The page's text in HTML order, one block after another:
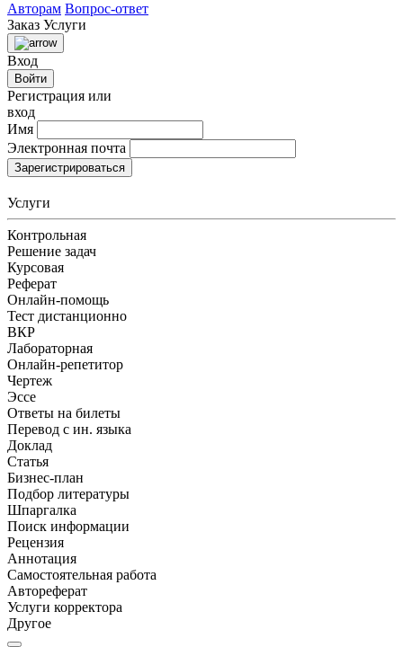
Авторам Вопрос-ответ
Заказ Услуги
Вход
Войти
Регистрация или
вход
Имя
Электронная почта
Зарегистрироваться
Услуги
Контрольная
Решение задач
Курсовая
Реферат
Онлайн-помощь
Тест дистанционно
ВКР
Лабораторная
Онлайн-репетитор
Чертеж
Эссе
Ответы на билеты
Перевод с ин. языка
Доклад
Статья
Бизнес-план
Подбор литературы
Шпаргалка
Поиск информации
Рецензия
Аннотация
Самостоятельная работа
Автореферат
Услуги корректора
Другое